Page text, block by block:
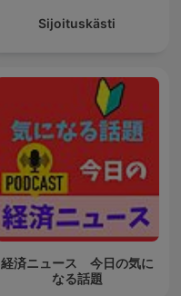
Sijoituskästi
経済ニュース 今日の気に
なる話題